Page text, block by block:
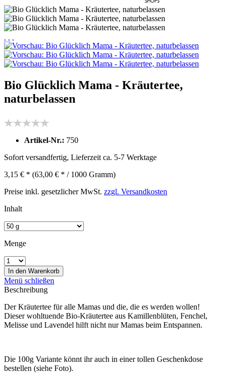
Bio Glücklich Mama - Kräutertee,
naturbelassen
Artikel-Nr.: 750
Sofort versandfertig, Lieferzeit ca. 5-7 Werktage
3,15 € * (63,00 € * / 1000 Gramm)
Preise inkl. gesetzlicher MwSt. zzgl. Versandkosten
Inhalt
Menge
In den Warenkorb
Menü schließen
Beschreibung
Der Kräutertee für alle Mamas und die, die es werden wollen!
Dieser wohltuende Bio-Kräutertee aus Kamillenblüten, Fenchel,
Melisse und Lavendel hilft nicht nur Mamas beim Entspannen.
Die 100g Variante könnt ihr auch in einer tollen Geschenkdose
bestellen (siehe Foto).